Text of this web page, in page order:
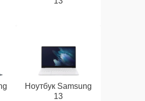
Ноутбук Samsung
13